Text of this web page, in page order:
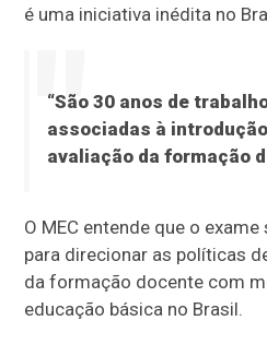
é uma iniciativa inédita no
“São 30 anos de
associadas à
avaliação da formação
O MEC entende que o
para direcionar as políticas
da formação docente com
educação básica no Brasil.